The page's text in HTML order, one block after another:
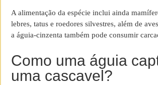
A alimentação da espécie inclui ainda
lebres, tatus e roedores silvestres, além de
a águia-cinzenta também pode consumir
Como uma águia
uma cascavel?